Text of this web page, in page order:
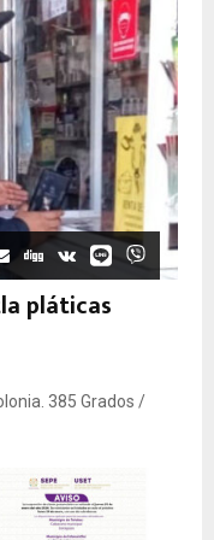
pláticas
385 Grados /